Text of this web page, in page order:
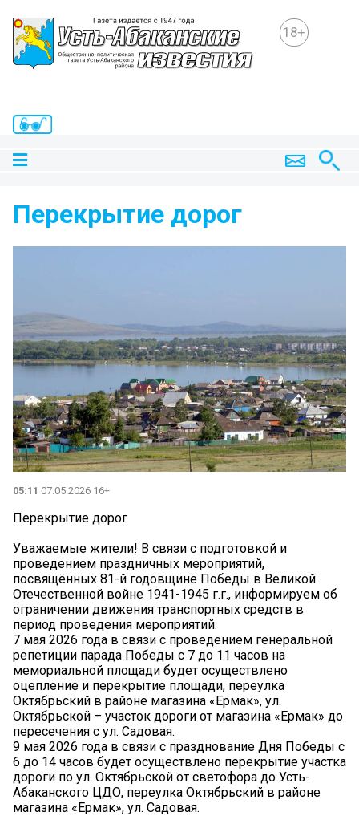
18+
Перекрытие дорог
05:11 07.05.2026 16+
Перекрытие дорог
Уважаемые жители! В связи с подготовкой и
проведением праздничных мероприятий,
посвящённых 81-й годовщине Победы в Великой
Отечественной войне 1941-1945 г.г., информируем об
ограничении движения транспортных средств в
период проведения мероприятий.
7 мая 2026 года в связи с проведением генеральной
репетиции парада Победы с 7 до 11 часов на
мемориальной площади будет осуществлено
оцепление и перекрытие площади, переулка
Октябрьский в районе магазина «Ермак», ул.
Октябрьской – участок дороги от магазина «Ермак» до
пересечения с ул. Садовая.
9 мая 2026 года в связи с празднование Дня Победы с
6 до 14 часов будет осуществлено перекрытие участка
дороги по ул. Октябрьской от светофора до Усть-
Абаканского ЦДО, переулка Октябрьский в районе
магазина «Ермак», ул. Садовая.